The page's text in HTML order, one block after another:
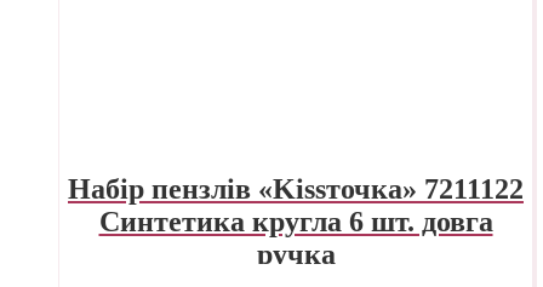
Набір пензлів «Kissточка» 7211122
Синтетика кругла 6 шт. довга
ручка